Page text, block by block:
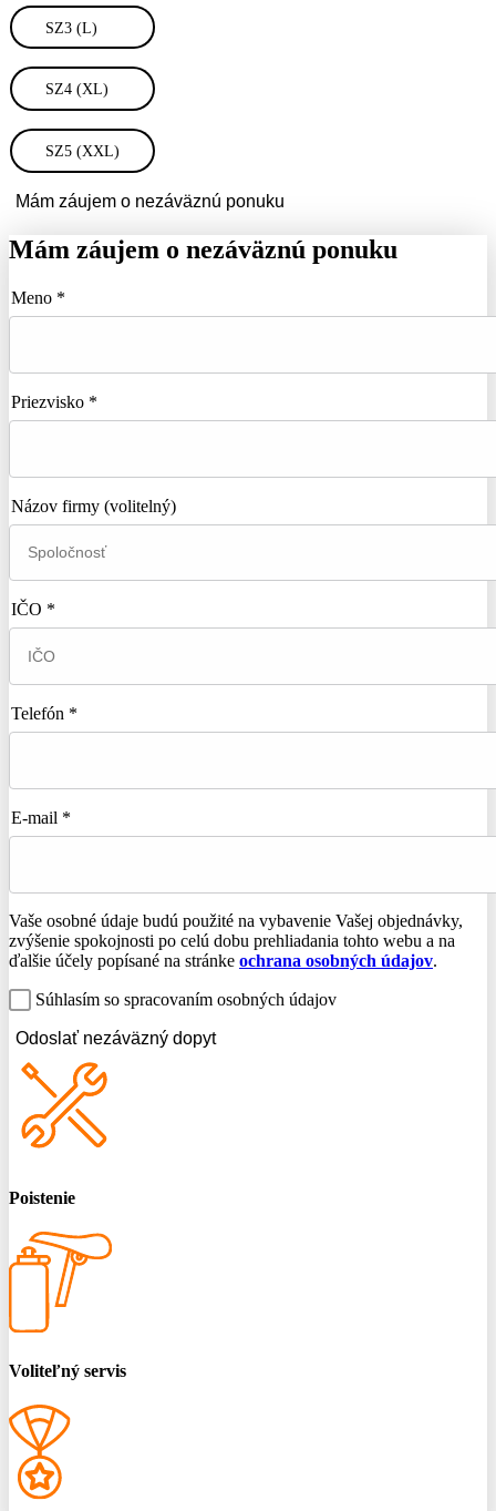
SZ3 (L)
SZ4 (XL)
SZ5 (XXL)
Mám záujem o nezáväznú ponuku
Mám záujem o nezáväznú ponuku
Meno *
Priezvisko *
Názov firmy (volitelný)
IČO *
Telefón *
E-mail *
Vaše osobné údaje budú použité na vybavenie Vašej objednávky,
zvýšenie spokojnosti po celú dobu prehliadania tohto webu a na
ďalšie účely popísané na stránke ochrana osobných údajov.
Súhlasím so spracovaním osobných údajov
Odoslať nezáväzný dopyt
Poistenie
Voliteľný servis